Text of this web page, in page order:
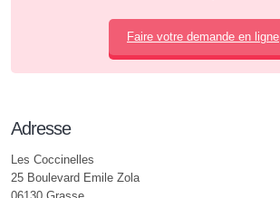
Faire votre demande en ligne
Adresse
Les Coccinelles
25 Boulevard Emile Zola